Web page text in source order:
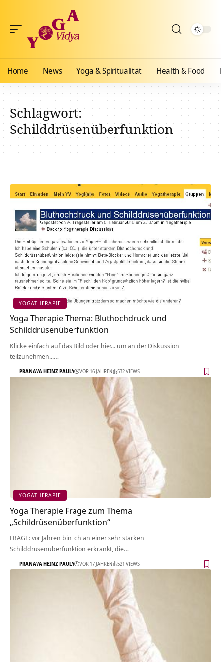
Home News Yoga & Spiritualität Health & Food
Schlagwort:
Schilddrüsenüberfunktion
YOGATHERAPIE
Yoga Therapie Thema: Bluthochdruck und
Schilddrüsenüberfunktion
Klicke einfach auf das Bild oder hier... um an der Diskussion
teilzunehmen...…
PRANAVA HEINZ PAULY VOR 16 JAHREN 532 VIEWS
YOGATHERAPIE
Yoga Therapie Frage zum Thema
„Schildrüsenüberfunktion“
FRAGE: vor Jahren bin ich an einer sehr starken
Schilddrüsenüberfunktion erkrankt, die…
PRANAVA HEINZ PAULY VOR 17 JAHREN 521 VIEWS